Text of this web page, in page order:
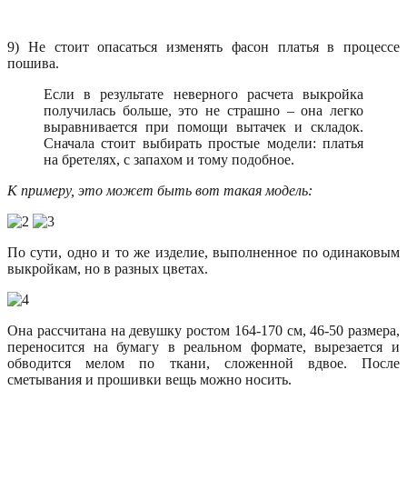
9) Не стоит опасаться изменять фасон платья в процессе
пошива.
Если в результате неверного расчета выкройка
получилась больше, это не страшно – она легко
выравнивается при помощи вытачек и складок.
Сначала стоит выбирать простые модели: платья
на бретелях, с запахом и тому подобное.
К примеру, это может быть вот такая модель:
По сути, одно и то же изделие, выполненное по одинаковым
выкройкам, но в разных цветах.
Она рассчитана на девушку ростом 164-170 см, 46-50 размера,
переносится на бумагу в реальном формате, вырезается и
обводится мелом по ткани, сложенной вдвое. После
сметывания и прошивки вещь можно носить.